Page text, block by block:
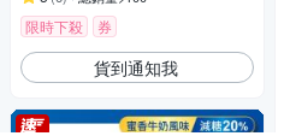
限時下殺 券
貨到通知我